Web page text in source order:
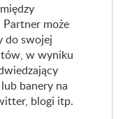
może
do swojej
w wyniku
banery na
blogi itp.